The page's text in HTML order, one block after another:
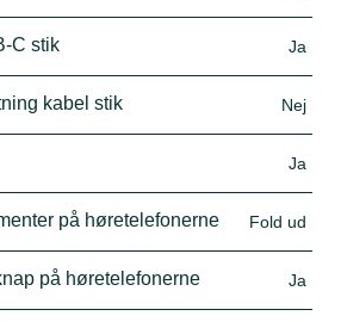
C stik Ja
kabel stik Nej
Ja
på høretelefonerne Fold ud
på høretelefonerne Ja